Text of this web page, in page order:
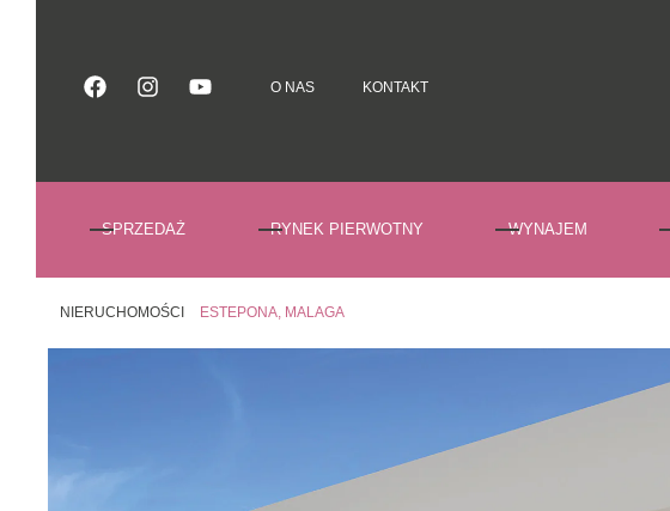
O NAS
KONTAKT
SPRZEDAŻ RYNEK PIERWOTNY WYNAJEM
NIERUCHOMOŚCI ESTEPONA, MALAGA